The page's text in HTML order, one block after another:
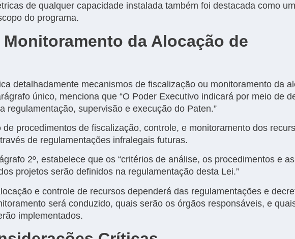
de qualquer capacidade instalada também foi destacada como
do programa.
da Alocação de
detalhadamente mecanismos de fiscalização ou monitoramento da
único, menciona que “O Poder Executivo indicará por meio de
regulamentação, supervisão e execução do Paten.”
procedimentos de fiscalização, controle, e monitoramento dos
de regulamentações infralegais futuras.
2º, estabelece que os “critérios de análise, os procedimentos e as
projetos serão definidos na regulamentação desta Lei.”
e controle de recursos dependerá das regulamentações e
será conduzido, quais serão os órgãos responsáveis, e
implementados.